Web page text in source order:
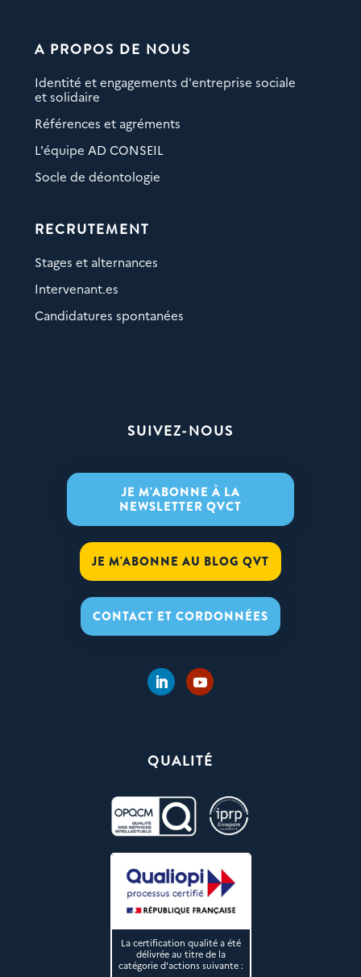
A PROPOS DE NOUS
Identité et engagements d'entreprise sociale
et solidaire
Références et agréments
L'équipe AD CONSEIL
Socle de déontologie
RECRUTEMENT
Stages et alternances
Intervenant.es
Candidatures spontanées
SUIVEZ-NOUS
JE M'ABONNE À LA
NEWSLETTER QVCT
JE M'ABONNE AU BLOG QVT
CONTACT ET CORDONNÉES
QUALITÉ
La certification qualité a été
délivrée au titre de la
catégorie d'actions suivante :